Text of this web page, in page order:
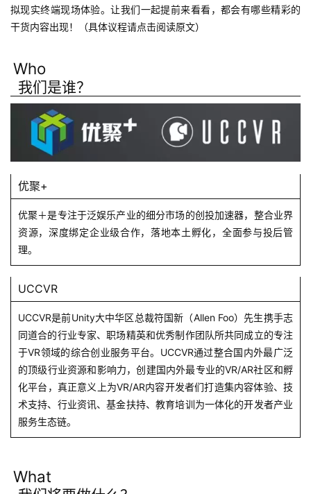
拟现实终端现场体验。让我们一起提前来看看，都会有哪些精彩的
干货内容出现！（具体议程请点击阅读原文）
Who
我们是谁？
优聚+
优聚＋是专注于泛娱乐产业的细分市场的创投加速器，整合业界
资源，深度绑定企业级合作，落地本土孵化，全面参与投后管
理。
UCCVR
UCCVR是前Unity大中华区总裁符国新（Allen Foo）先生携手志
同道合的行业专家、职场精英和优秀制作团队所共同成立的专注
于VR领域的综合创业服务平台。UCCVR通过整合国内外最广泛
的顶级行业资源和影响力，创建国内外最专业的VR/AR社区和孵
化平台，真正意义上为VR/AR内容开发者们打造集内容体验、技
术支持、行业资讯、基金扶持、教育培训为一体化的开发者产业
服务生态链。
What